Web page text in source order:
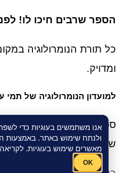
אנו משתמשים בעוגיות כדי
ולנתח שימוש באתר.
מאשרים שימוש בעוגיות.
OK
הספר שרבים חיכו לו!
כל תורת הנומרולוגיה
ומדויק.
למועדון הנומרולוגיה של תמי
ספר נומרולוגיה + קבוצת
שאלות וטיפים